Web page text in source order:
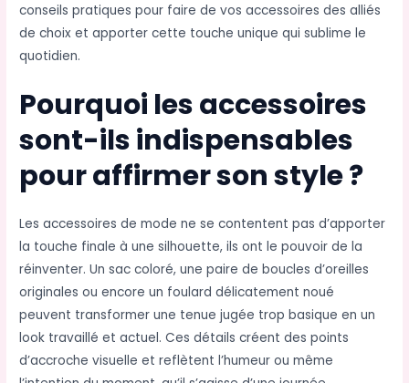
conseils pratiques pour faire de vos accessoires des alliés
de choix et apporter cette touche unique qui sublime le
quotidien.
Pourquoi les accessoires
sont-ils indispensables
pour affirmer son style ?
Les accessoires de mode ne se contentent pas d’apporter
la touche finale à une silhouette, ils ont le pouvoir de la
réinventer. Un sac coloré, une paire de boucles d’oreilles
originales ou encore un foulard délicatement noué
peuvent transformer une tenue jugée trop basique en un
look travaillé et actuel. Ces détails créent des points
d’accroche visuelle et reflètent l’humeur ou même